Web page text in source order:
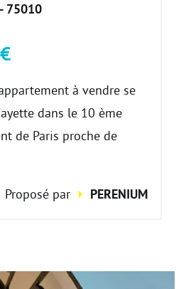
75010
à vendre se
dans le 10 ème
de Paris proche de
Proposé par PERENIUM